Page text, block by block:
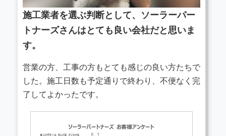
施工業者を選ぶ判断として、ソーラーパー
トナーズさんはとても良い会社だと思いま
す。
営業の方、工事の方もとても感じの良い方たちで
した。施工日数も予定通りで終わり、不便なく完
了してよかったです。